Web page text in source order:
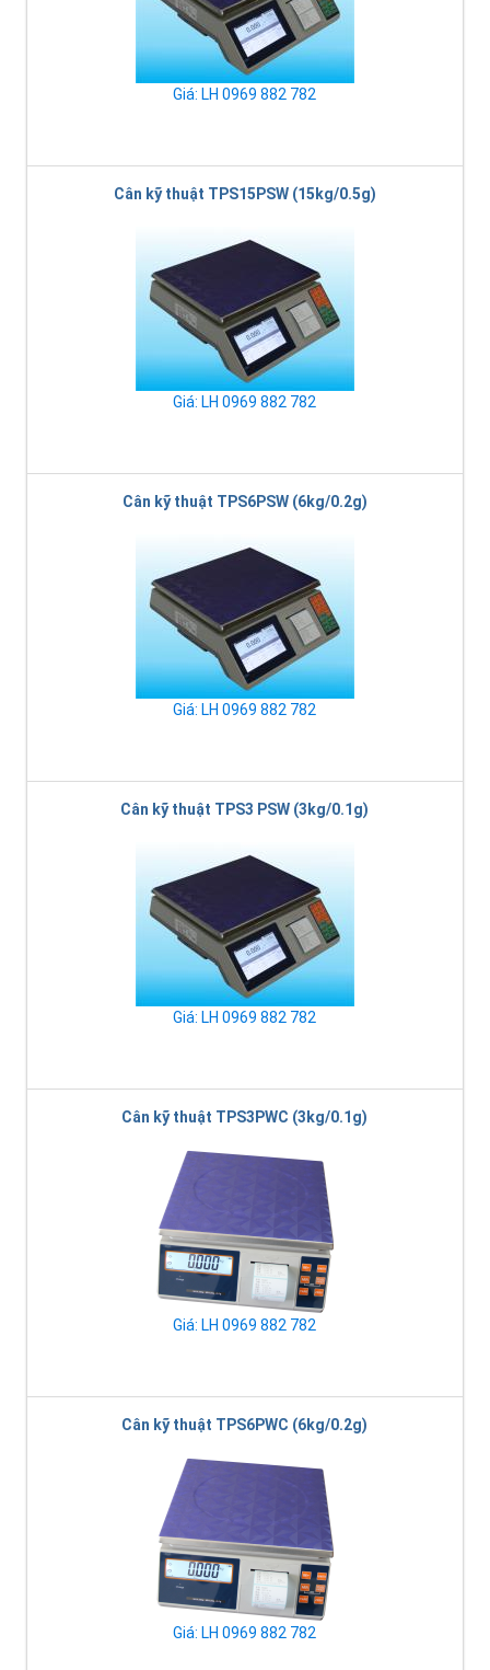
Giá: LH 0969 882 782
Cân kỹ thuật TPS15PSW (15kg/0.5g)
Giá: LH 0969 882 782
Cân kỹ thuật TPS6PSW (6kg/0.2g)
Giá: LH 0969 882 782
Cân kỹ thuật TPS3 PSW (3kg/0.1g)
Giá: LH 0969 882 782
Cân kỹ thuật TPS3PWC (3kg/0.1g)
Giá: LH 0969 882 782
Cân kỹ thuật TPS6PWC (6kg/0.2g)
Giá: LH 0969 882 782